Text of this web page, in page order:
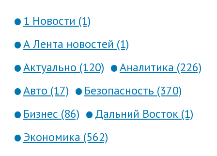
1 Новости (1)
А Лента новостей (1)
Актуально (120)
Аналитика (226)
Авто (17)
Безопасность (370)
Бизнес (86)
Дальний Восток (1)
Экономика (562)